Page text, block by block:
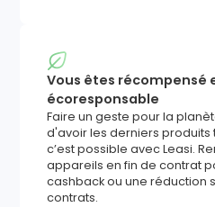
Vous êtes récompensé
écoresponsable
Faire un geste pour la
d'avoir les derniers produits
c’est possible avec Leasi.
appareils en fin de contrat
cashback ou une réduction
contrats.